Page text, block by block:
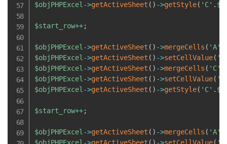
$objPHPExcel ->getActiveSheet ( ) ->getStyle( 'C' .
$start_row++;
$objPHPExcel ->getActiveSheet ( ) ->mergeCells ( 'A'
$objPHPExcel ->getActiveSheet ( ) ->setCellValue(
$objPHPExcel ->getActiveSheet ( ) ->mergeCells ( 'C'
$objPHPExcel ->getActiveSheet ( ) ->setCellValue(
$objPHPExcel ->getActiveSheet ( ) ->getStyle( 'C' .
$start_row++;
$objPHPExcel ->getActiveSheet ( ) ->mergeCells ( 'A'